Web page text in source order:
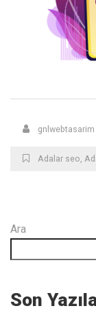
gnlwebtasarim
Adalar seo,
Ara
Son